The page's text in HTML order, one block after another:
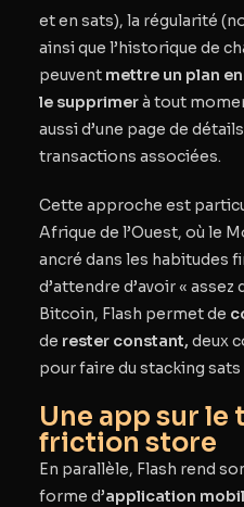
et en sats), la régularité
ainsi que l’historique de
peuvent mettre un plan
le supprimerà tout
aussi d’une page de
transactions associées.
Cette approche est
Afrique de l’Ouest, où le
ancré dans les habitudes
d’attendre d’avoir «
Bitcoin, Flash permet de
de rester constant, deux
pour faire du stacking
Une app sur le
friction store
En parallèle, Flash rend
forme d’application